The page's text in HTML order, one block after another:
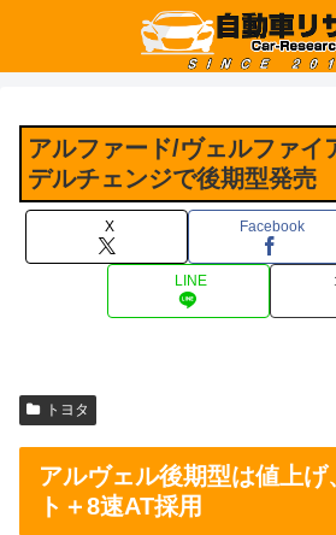
アルファード/ヴェルファイ
デルチェンジで後期型発売
X Facebook
LINE
トヨタ
アルヴェル後期型は値上げ
ト＋8速AT採用